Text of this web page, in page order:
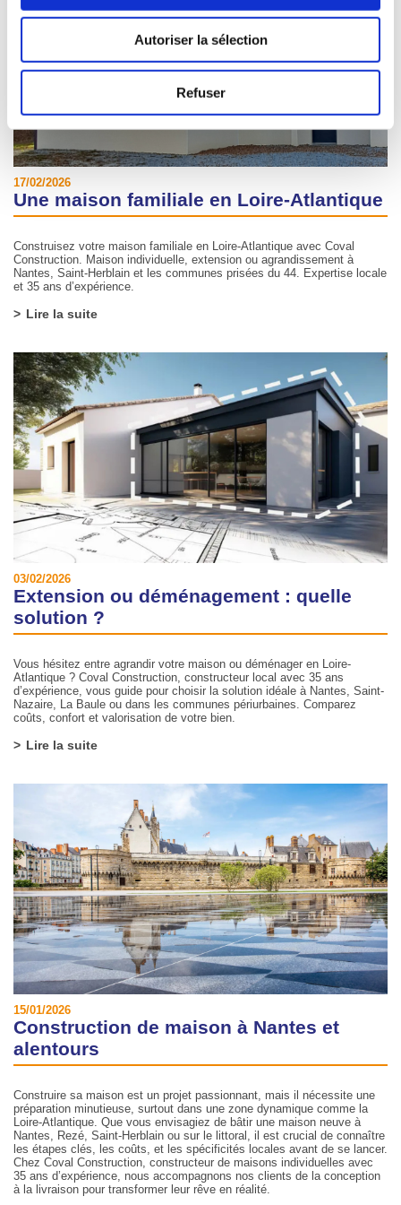
Autoriser la sélection
Refuser
17/02/2026
Une maison familiale en Loire-Atlantique
Construisez votre maison familiale en Loire-Atlantique avec Coval
Construction. Maison individuelle, extension ou agrandissement à
Nantes, Saint-Herblain et les communes prisées du 44. Expertise locale
et 35 ans d’expérience.
Lire la suite
03/02/2026
Extension ou déménagement : quelle
solution ?
Vous hésitez entre agrandir votre maison ou déménager en Loire-
Atlantique ? Coval Construction, constructeur local avec 35 ans
d’expérience, vous guide pour choisir la solution idéale à Nantes, Saint-
Nazaire, La Baule ou dans les communes périurbaines. Comparez
coûts, confort et valorisation de votre bien.
Lire la suite
15/01/2026
Construction de maison à Nantes et
alentours
Construire sa maison est un projet passionnant, mais il nécessite une
préparation minutieuse, surtout dans une zone dynamique comme la
Loire-Atlantique. Que vous envisagiez de bâtir une maison neuve à
Nantes, Rezé, Saint-Herblain ou sur le littoral, il est crucial de connaître
les étapes clés, les coûts, et les spécificités locales avant de se lancer.
Chez Coval Construction, constructeur de maisons individuelles avec
35 ans d’expérience, nous accompagnons nos clients de la conception
à la livraison pour transformer leur rêve en réalité.